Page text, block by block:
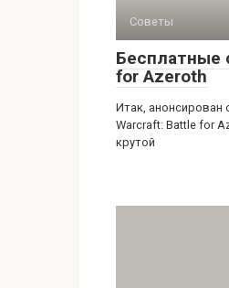
Советы
Бесплатные
for Azeroth
Итак, анонсирован
Warcraft: Battle for
крутой